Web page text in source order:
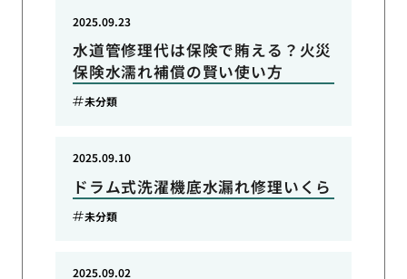
水道管修理代は保険で賄える？火災
保険水濡れ補償の賢い使い方
2025.09.23
未分類
ドラム式洗濯機底水漏れ修理いくら
2025.09.10
未分類
2025.09.02